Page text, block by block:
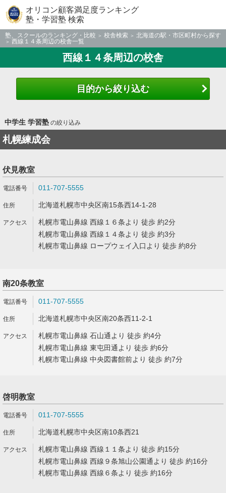
オリコン顧客満足度ランキング
塾・学習塾 検索
塾、スクールのランキング・比較 校舎検索
北海道の駅・市区町村から探す
西線１４条周辺の校舎一覧
西線１４条周辺の校舎
目的から絞り込む
中学生 学習塾の絞り込み
札幌練成会
伏見教室
011-707-5555
北海道札幌市中央区南15条西14-1-28
札幌市電山鼻線 西線１６条より 徒歩 約2分
札幌市電山鼻線 西線１４条より 徒歩 約3分
札幌市電山鼻線 ロープウェイ入口より 徒歩 約8分
南20条教室
011-707-5555
北海道札幌市中央区南20条西11-2-1
札幌市電山鼻線 石山通より 徒歩 約4分
札幌市電山鼻線 東屯田通より 徒歩 約6分
札幌市電山鼻線 中央図書館前より 徒歩 約7分
啓明教室
011-707-5555
北海道札幌市中央区南10条西21
札幌市電山鼻線 西線１１条より 徒歩 約15分
札幌市電山鼻線 西線９条旭山公園通より 徒歩 約16分
札幌市電山鼻線 西線６条より 徒歩 約16分